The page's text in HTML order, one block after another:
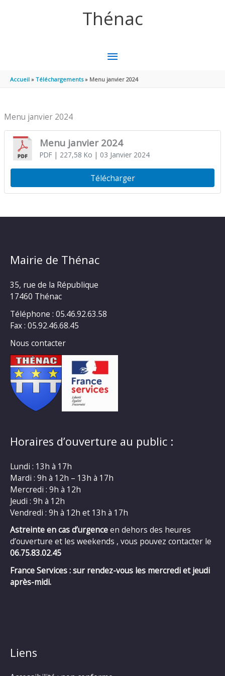
Thénac
MENU
PRINCIPAL
Accueil Téléchargements Menu janvier 2024
Menu janvier 2024
Menu janvier 2024
PDF| 227,58 Ko | 03 Janvier 2024
Télécharger
Mairie de Thénac
35, rue de la République
17460 Thénac
Téléphone : 05.46.92.63.58
Fax : 05.92.46.68.45
Nous contacter
Horaires d’ouverture au public :
Lundi : 13h à 17h
Mardi : 9h à 12h – 13h à 17h
Mercredi : 9h à 12h
Jeudi : 9h à 12h
Vendredi : 9h à 12h et 13h à 17h
Astreinte en cas d’urgenceen dehors des heures
d’ouverture et les weekends , vous pouvez contacter le
06.75.83.02.45
France Services : sur rendez-vous les mercredi et jeudi
après-midi.
Liens